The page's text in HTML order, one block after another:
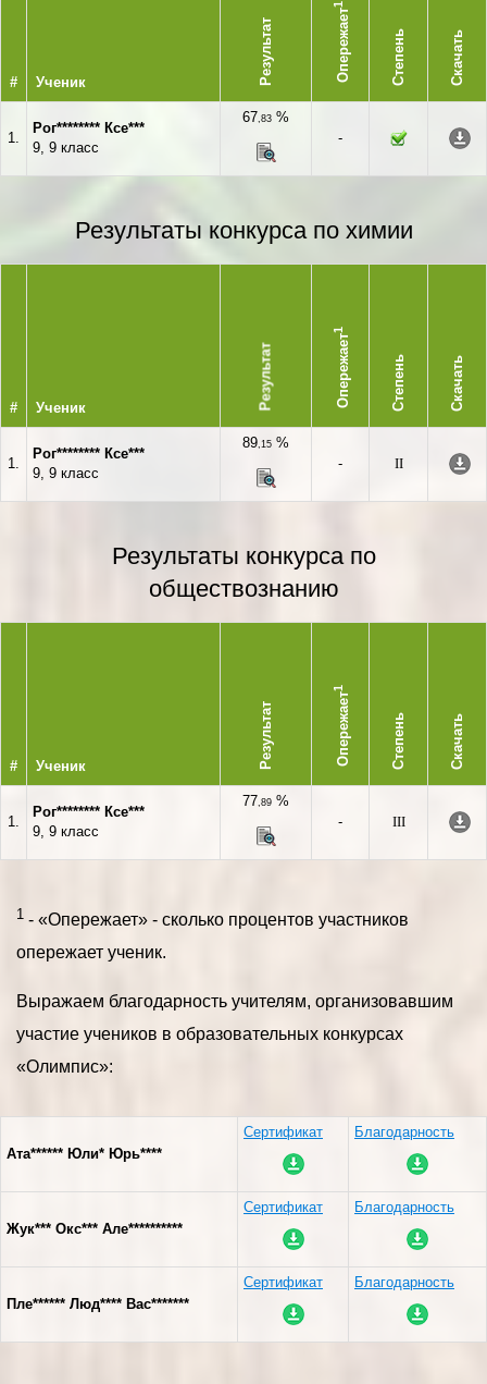
# Ученик Результат Опережает
1
Степень Скачать
1.
Рог******** Ксе***
9, 9 класс
67,83 %
-
Результаты конкурса по химии
# Ученик Результат Опережает
1
Степень Скачать
1.
Рог******** Ксе***
9, 9 класс
89,15 %
-
II
Результаты конкурса по
обществознанию
# Ученик Результат Опережает
1
Степень Скачать
1.
Рог******** Ксе***
9, 9 класс
77,89 %
-
III
1 - «Опережает» - сколько процентов участников
опережает ученик.
Выражаем благодарность учителям, организовавшим
участие учеников в образовательных конкурсах
«Олимпис»:
Ата****** Юли* Юрь****
Сертификат Благодарность
Жук*** Окс*** Але**********
Сертификат Благодарность
Пле****** Люд**** Вас*******
Сертификат Благодарность